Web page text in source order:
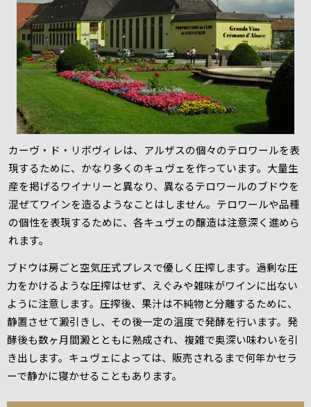
カーヴ・ド・リボヴィレは、アルザスの個々のテロワールを表
現するために、かなり多くのキュヴェを作っています。大量生
産を掲げるワイナリーと異なり、異なるテロワールのブドウを
混ぜてワインを造るようなことはしません。テロワールや品種
の個性を表現するために、各キュヴェの醸造は注意深く進めら
れます。
ブドウは房ごと空気圧式プレスで優しく圧搾します。過剰な圧
力をかけるような圧搾はせず、えぐみや雑味がワインに出ない
ように注意します。圧搾後、果汁は不純物と分離するために、
静置させて澱引きし、その後一定の温度で発酵を行います。発
酵後も数ヶ月間澱とともに熟成され、複雑で奥深い味わいを引
き出します。キュヴェによっては、販売されるまで何年かセラ
ーで静かに寝かせることもあります。